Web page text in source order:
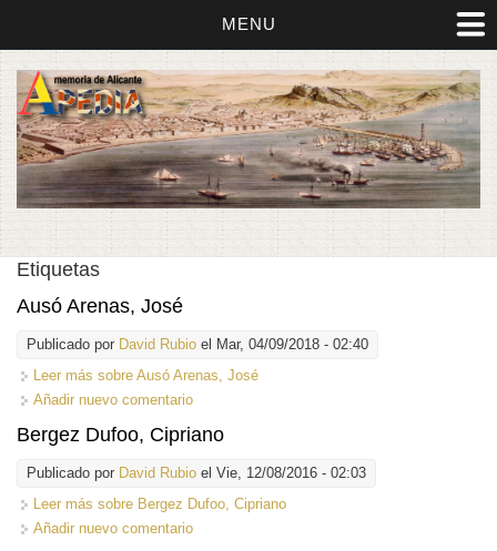
MENU
Etiquetas
Ausó Arenas, José
Publicado por David Rubio el Mar, 04/09/2018 - 02:40
Leer más sobre Ausó Arenas, José
Añadir nuevo comentario
Bergez Dufoo, Cipriano
Publicado por David Rubio el Vie, 12/08/2016 - 02:03
Leer más sobre Bergez Dufoo, Cipriano
Añadir nuevo comentario